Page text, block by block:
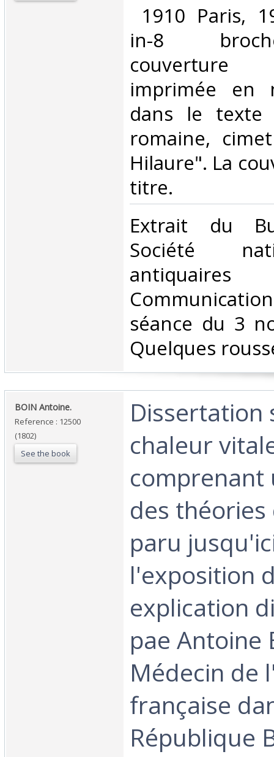
1910 Paris,
in-8
imprimée en
dans le texte
romaine,
Hilaure". La
titre.‎
‎Extrait du
Société
antiquaires
séance du 3
Quelques
‎BOIN Antoine.‎
Reference : 12500
(1802)
See the book
‎Dissertation
chaleur
comprenant
des
paru
l'exposition
explication
pae Antoine
Médecin de
française
République